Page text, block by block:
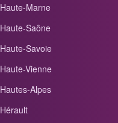
Haute-Marne
Haute-Saône
Haute-Savoie
Haute-Vienne
Hautes-Alpes
Hérault